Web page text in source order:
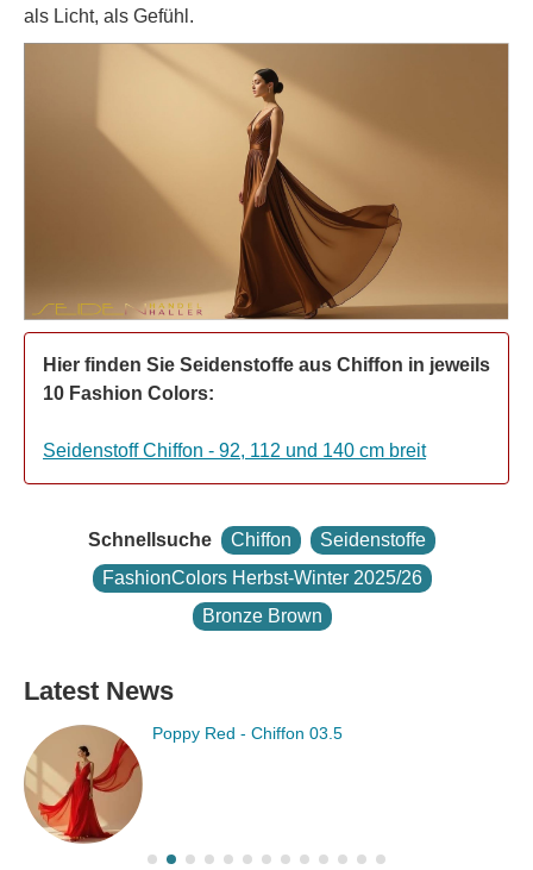
als Licht, als Gefühl.
Hier finden Sie Seidenstoffe aus Chiffon in jeweils
10 Fashion Colors:
Seidenstoff Chiffon - 92, 112 und 140 cm breit
Schnellsuche Chiffon
Seidenstoffe
FashionColors Herbst-Winter 2025/26
Bronze Brown
Latest News
Primrose Pink - Chiffon 03.5